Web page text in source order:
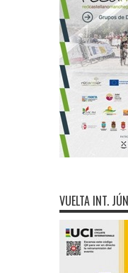
VUELTA INT.